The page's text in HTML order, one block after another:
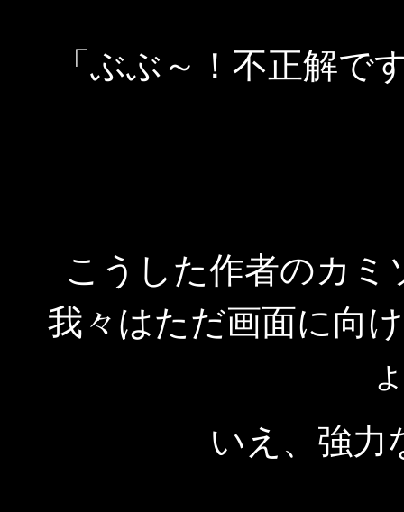
「ぶぶ～！不正解で
こうした作者のカ
我々はただ画面に向
いえ、強力